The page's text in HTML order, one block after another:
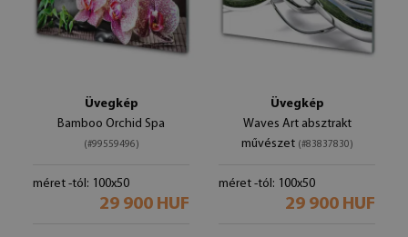
Üvegkép
Bamboo Orchid Spa
(#99559496)
méret -tól: 100x50
29 900 HUF
Üvegkép
Waves Art absztrakt
művészet (#83837830)
méret -tól: 100x50
29 900 HUF